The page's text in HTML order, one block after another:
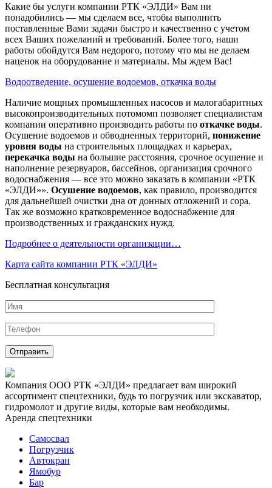
Какие бы услуги компании РТК «ЭЛДИ» Вам ни
понадобились — мы сделаем все, чтобы выполнить
поставленные Вами задачи быстро и качественно с учетом
всех Ваших пожеланий и требований. Более того, наши
работы обойдутся Вам недорого, потому что мы не делаем
наценок на оборудование и материалы. Мы ждем Вас!
Водоотведение, осушение водоемов, откачка воды
Наличие мощных промышленных насосов и малогабаритных
высокопроизводительных потомомп позволяет специалистам
компании оперативно производить работы по откачке воды.
Осушение водоемов и обводненных территорий, понижение
уровня воды на строительных площадках и карьерах,
перекачка воды на большие расстояния, срочное осушение и
наполнение резервуаров, бассейнов, организация срочного
водоснабжения — все это можно заказать в компании «РТК
«ЭЛДИ»». Осушение водоемов, как правило, производится
для дальнейшей очистки дна от донных отложений и сора.
Так же возможно кратковременное водоснабжение для
производственных и гражданских нужд.
Подробнее о деятельности организации…
Карта сайта компании РТК «ЭЛДИ»
Бесплатная консультация
Компания ООО РТК «ЭЛДИ» предлагает вам широкий
ассортимент спецтехники, будь то погрузчик или экскаватор,
гидромолот и другие виды, которые вам необходимы.
Аренда спецтехники
Самосвал
Погрузчик
Автокран
Ямобур
Бар